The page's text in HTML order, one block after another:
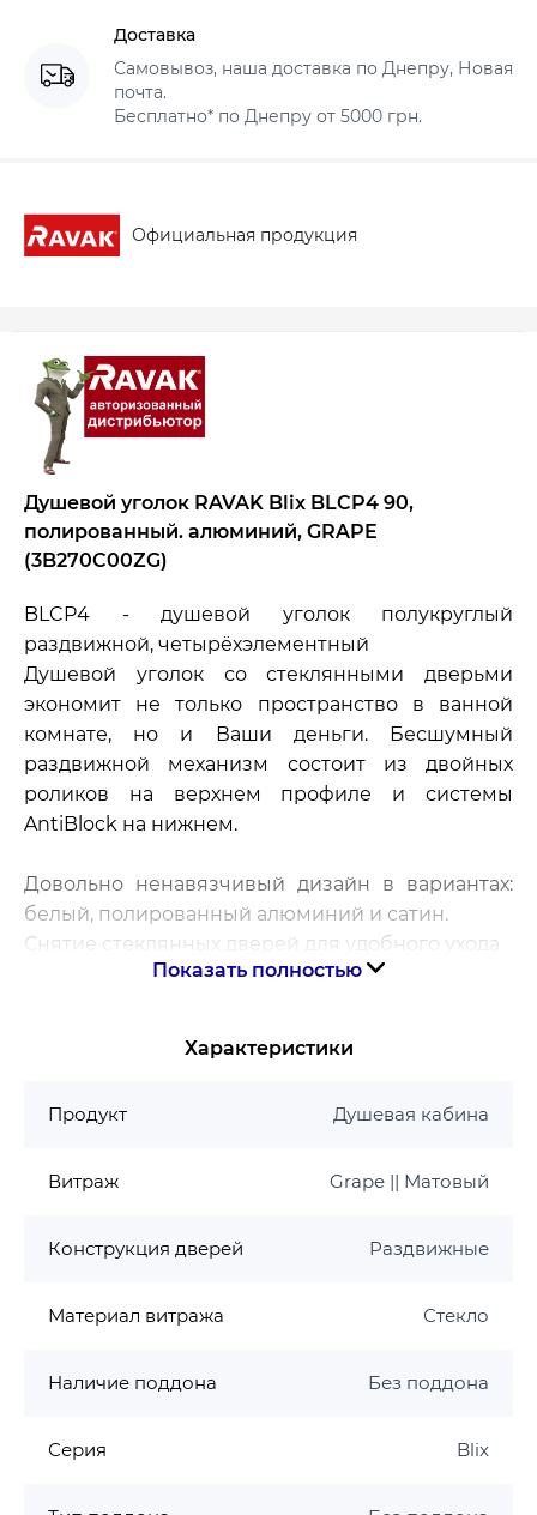
Доставка
Самовывоз, наша доставка по Днепру, Новая
почта.
Бесплатно* по Днепру от 5000 грн.
Официальная продукция
Душевой уголок RAVAK Blix BLCP4 90,
полированный. алюминий, GRAPE
(3B270C00ZG)
BLCP4 - душевой уголок полукруглый
раздвижной, четырёхэлементный
Душевой уголок со стеклянными дверьми
экономит не только пространство в ванной
комнате, но и Ваши деньги. Бесшумный
раздвижной механизм состоит из двойных
роликов на верхнем профиле и системы
AntiBlock на нижнем.
Довольно ненавязчивый дизайн в вариантах:
белый, полированный алюминий и сатин.
Снятие стеклянных дверей для удобного ухода.
Практичная ручка в цвете полированного
Основные характеристики:
Размер: 875-895x875-895 мм
Профиль: белый, сатин, полированный
Конструкция дверей: раздвижные
Grape
Бесшумный механизм: AntiBlock
Elipso Pro, Elipso Pro Flat, Elipso Pro Chrome
Показать полностью
Характеристики
Продукт Душевая кабина
Витраж Grape || Матовый
Конструкция дверей Раздвижные
Материал витража Стекло
Наличие поддона Без поддона
Серия Blix